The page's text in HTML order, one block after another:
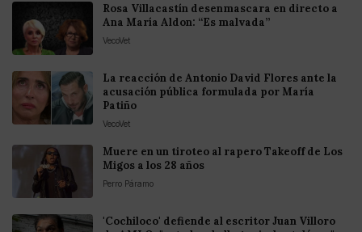
Rosa Villacastín desenmascara en directo a
Ana María Aldon: “Es malvada”
VecoVet
La reacción de Antonio David Flores ante la
acusación pública formulada por María
Patiño
VecoVet
Muere en un tiroteo al rapero Takeoff de Los
Migos a los 28 años
Perro Páramo
'Cochiloco' defiende al escritor Juan Villoro